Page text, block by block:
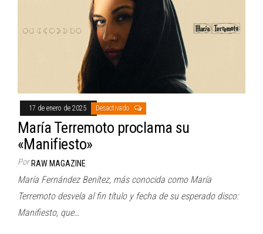
17 de enero de 2025 Desactivado
María Terremoto proclama su
«Manifiesto»
Por RAW MAGAZINE
María Fernández Benítez, más conocida como María
Terremoto desvela al fin título y fecha de su esperado disco:
Manifiesto, que…